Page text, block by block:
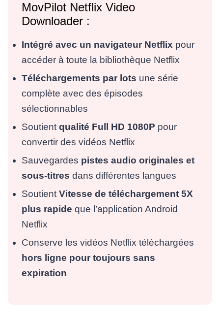
MovPilot Netflix Video
Downloader :
Intégré avec un navigateur Netflix pour
accéder à toute la bibliothèque Netflix
Téléchargements par lots une série
complète avec des épisodes
sélectionnables
Soutientqualité Full HD 1080P pour
convertir des vidéos Netflix
Sauvegardes pistes audio originales et
sous-titres dans différentes langues
SoutientVitesse de téléchargement 5X
plus rapide que l’application Android
Netflix
Conserve les vidéos Netflix téléchargées
hors ligne pour toujours sans
expiration